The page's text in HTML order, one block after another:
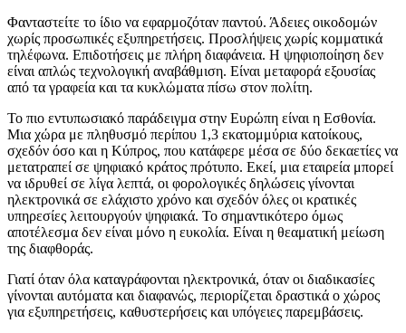
Φανταστείτε το ίδιο να εφαρμοζόταν παντού. Άδειες οικοδομών
χωρίς προσωπικές εξυπηρετήσεις. Προσλήψεις χωρίς κομματικά
τηλέφωνα. Επιδοτήσεις με πλήρη διαφάνεια. Η ψηφιοποίηση δεν
είναι απλώς τεχνολογική αναβάθμιση. Είναι μεταφορά εξουσίας
από τα γραφεία και τα κυκλώματα πίσω στον πολίτη.
Το πιο εντυπωσιακό παράδειγμα στην Ευρώπη είναι η Εσθονία.
Μια χώρα με πληθυσμό περίπου 1,3 εκατομμύρια κατοίκους,
σχεδόν όσο και η Κύπρος, που κατάφερε μέσα σε δύο δεκαετίες να
μετατραπεί σε ψηφιακό κράτος πρότυπο. Εκεί, μια εταιρεία μπορεί
να ιδρυθεί σε λίγα λεπτά, οι φορολογικές δηλώσεις γίνονται
ηλεκτρονικά σε ελάχιστο χρόνο και σχεδόν όλες οι κρατικές
υπηρεσίες λειτουργούν ψηφιακά. Το σημαντικότερο όμως
αποτέλεσμα δεν είναι μόνο η ευκολία. Είναι η θεαματική μείωση
της διαφθοράς.
Γιατί όταν όλα καταγράφονται ηλεκτρονικά, όταν οι διαδικασίες
γίνονται αυτόματα και διαφανώς, περιορίζεται δραστικά ο χώρος
για εξυπηρετήσεις, καθυστερήσεις και υπόγειες παρεμβάσεις.